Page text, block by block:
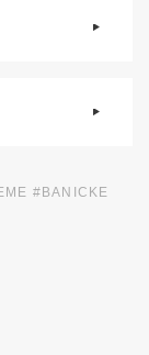
#BANICKE